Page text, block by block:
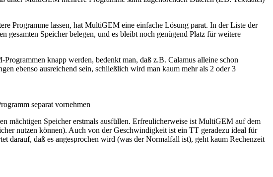
Programme lassen, hat MultiGEM eine einfache Lösung parat. In der Liste der
gesamten Speicher belegen, und es bleibt noch genügend Platz für weitere
knapp werden, bedenkt man, daß z.B. Calamus alleine schon
ebenso ausreichend sein, schließlich wird man kaum mehr als 2 oder 3
separat vornehmen
mächtigen Speicher erstmals ausfüllen. Erfreulicherweise ist MultiGEM auf dem
nutzen können). Auch von der Geschwindigkeit ist ein TT geradezu ideal für
darauf, daß es angesprochen wird (was der Normalfall ist), geht kaum Rechenzeit